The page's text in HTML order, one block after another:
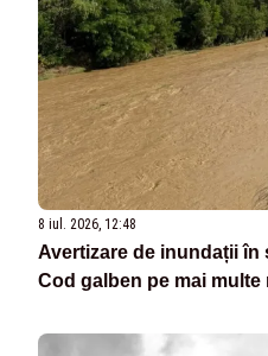
8 iul. 2026, 12:48
Avertizare de inundații în
Cod galben pe mai multe